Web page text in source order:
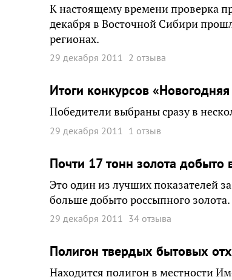
К настоящему времени проверка
декабря в Восточной Сибири
регионах.
29 декабря 2011 2 отзыва
Итоги конкурсов
Победители выбраны сразу в
29 декабря 2011 1 отзыв
Почти 17 тонн золота добыто
Это один из лучших показателей
больше добыто россыпного золота.
29 декабря 2011 34 отзыва
Полигон твердых бытовых
Находится полигон в местности